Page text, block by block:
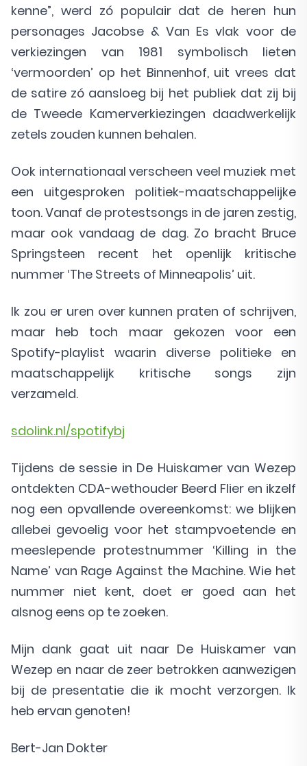
kenne”, werd zó populair dat de heren hun
personages Jacobse & Van Es vlak voor de
verkiezingen van 1981 symbolisch lieten
‘vermoorden’ op het Binnenhof, uit vrees dat
de satire zó aansloeg bij het publiek dat zij bij
de Tweede Kamerverkiezingen daadwerkelijk
zetels zouden kunnen behalen.
Ook internationaal verscheen veel muziek met
een uitgesproken politiek-maatschappelijke
toon. Vanaf de protestsongs in de jaren zestig,
maar ook vandaag de dag. Zo bracht Bruce
Springsteen recent het openlijk kritische
nummer ‘The Streets of Minneapolis’ uit.
Ik zou er uren over kunnen praten of schrijven,
maar heb toch maar gekozen voor een
Spotify-playlist waarin diverse politieke en
maatschappelijk kritische songs zijn
verzameld.
sdolink.nl/spotifybj
Tijdens de sessie in De Huiskamer van Wezep
ontdekten CDA-wethouder Beerd Flier en ikzelf
nog een opvallende overeenkomst: we blijken
allebei gevoelig voor het stampvoetende en
meeslepende protestnummer ‘Killing in the
Name’ van Rage Against the Machine. Wie het
nummer niet kent, doet er goed aan het
alsnog eens op te zoeken.
Mijn dank gaat uit naar De Huiskamer van
Wezep en naar de zeer betrokken aanwezigen
bij de presentatie die ik mocht verzorgen. Ik
heb ervan genoten!
Bert-Jan Dokter